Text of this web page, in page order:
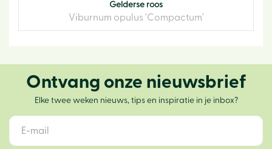
Gelderse roos
Viburnum opulus 'Compactum'
Ontvang onze nieuwsbrief
Elke twee weken nieuws, tips en inspiratie in je inbox?